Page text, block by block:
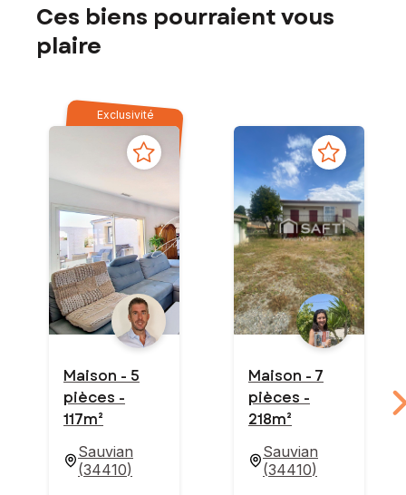
Ces biens pourraient vous
plaire
Exclusivité
Maison - 5
pièces -
117m²
Sauvian
(34410)
Maison - 7
pièces -
218m²
Sauvian
(34410)